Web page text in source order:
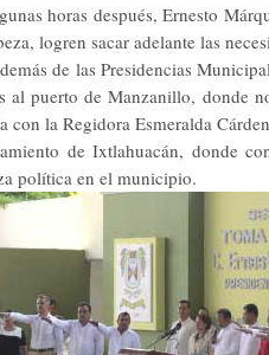
horas después, Ernesto
logren sacar adelante las
de las Presidencias
al puerto de Manzanillo, donde
con la Regidora Esmeralda
de Ixtlahuacán, donde
política en el municipio.